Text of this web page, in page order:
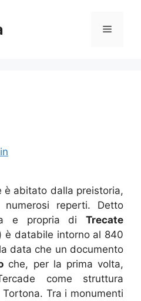
Menu
è abitato dalla preistoria,
reperti. Detto
e propria di Trecate
è databile intorno al 840
data che un documento
che, per la prima volta,
come struttura
Tra i monumenti